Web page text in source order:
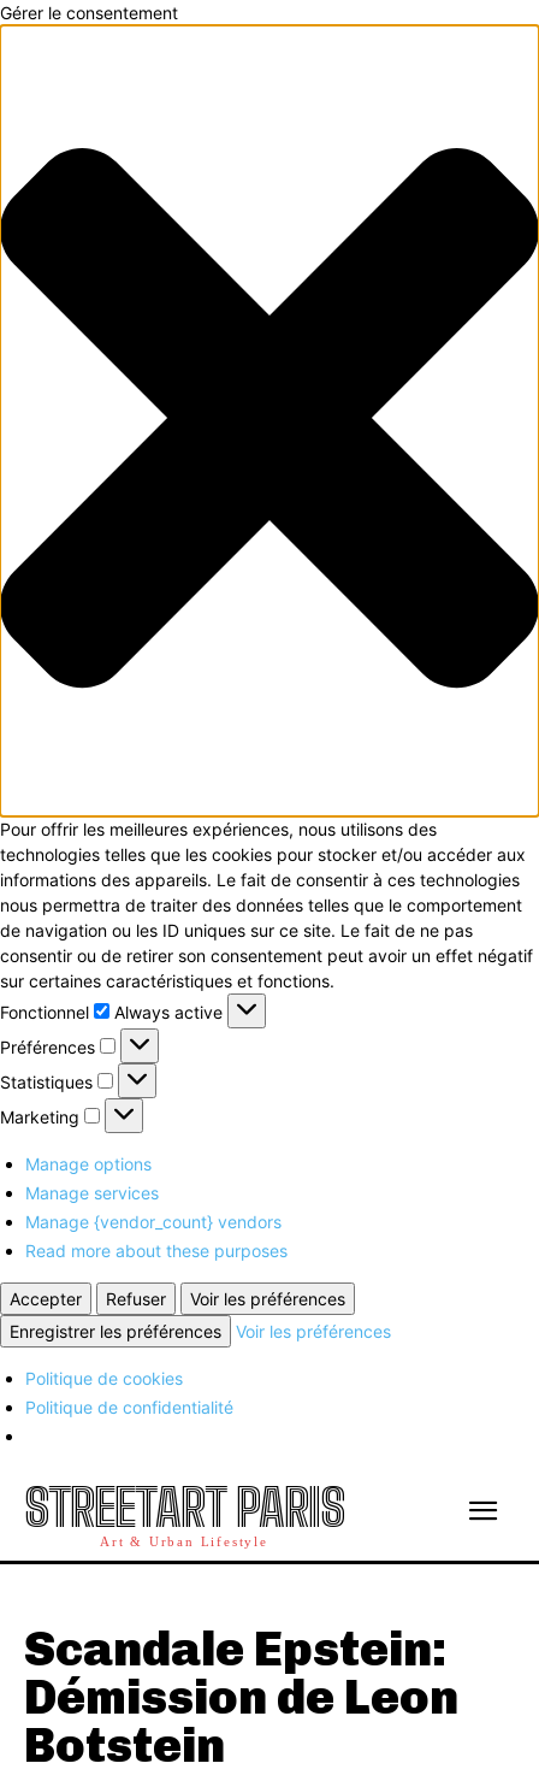
Gérer le consentement
Pour offrir les meilleures expériences, nous utilisons des
technologies telles que les cookies pour stocker et/ou accéder aux
informations des appareils. Le fait de consentir à ces technologies
nous permettra de traiter des données telles que le comportement
de navigation ou les ID uniques sur ce site. Le fait de ne pas
consentir ou de retirer son consentement peut avoir un effet négatif
sur certaines caractéristiques et fonctions.
Fonctionnel
Fonctionnel
Always active
Préférences
Préférences
Statistiques Statistiques
Marketing Marketing
Manage options
Manage services
Manage {vendor_count} vendors
Read more about these purposes
Accepter Refuser
Voir les préférences
Enregistrer les préférences
Voir les préférences
Politique de cookies
Politique de confidentialité
STREETART PARIS
Art & Urban Lifestyle
Scandale Epstein:
Démission de Leon
Botstein